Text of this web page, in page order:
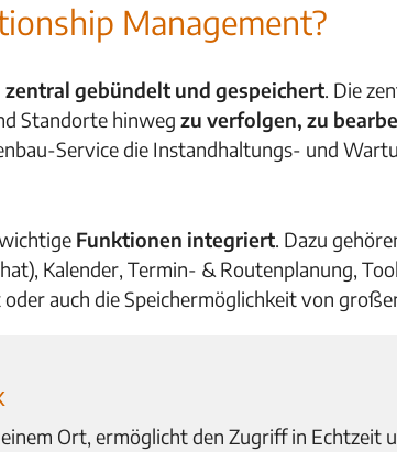
Management?
zentral gebündelt und gespeichert. Die
Standorte hinweg zu verfolgen, zu
Service die Instandhaltungs- und
Funktionen integriert. Dazu
Kalender, Termin- & Routenplanung,
auch die Speichermöglichkeit von
Ort, ermöglicht den Zugriff in Echtzeit